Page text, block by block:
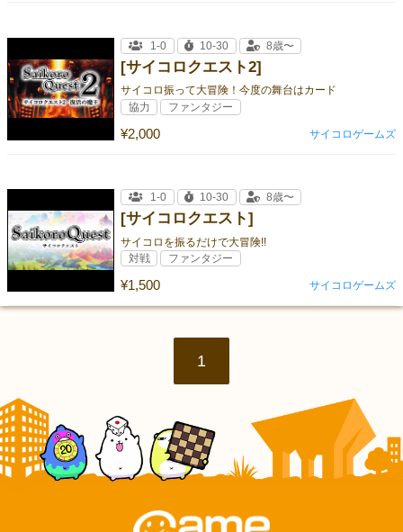
[サイコロクエスト2]
サイコロ振って大冒険！今度の舞台はカード
¥2,000
1-0 10-30 8歳〜
協力 ファンタジー
サイコロゲームズ
[サイコロクエスト]
サイコロを振るだけで大冒険!!
¥1,500
1-0 10-30 8歳〜
対戦 ファンタジー
サイコロゲームズ
1